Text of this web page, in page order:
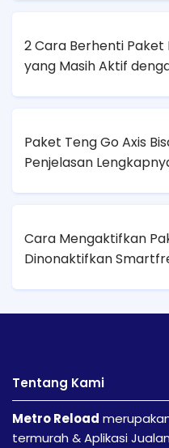
2 Cara Berhenti Paket
yang Masih Aktif
Paket Teng Go Axis
Penjelasan
Cara Mengaktifkan
Dinonaktifkan
Tentang Kami
Metro Reload
termurah & Aplikasi